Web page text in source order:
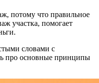
потому что правильное
участка, помогает
словами с
про основные принципы